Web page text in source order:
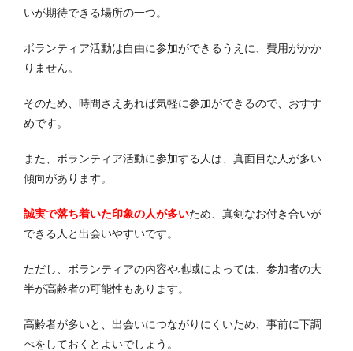
いが期待できる場所の一つ。
ボランティア活動は自由に参加ができるうえに、費用がかか
りません。
そのため、時間さえあれば気軽に参加ができるので、おすす
めです。
また、ボランティア活動に参加する人は、真面目な人が多い
傾向があります。
誠実で落ち着いた印象の人が多いため、真剣なお付き合いが
できる人と出会いやすいです。
ただし、ボランティアの内容や地域によっては、参加者の大
半が高齢者の可能性もあります。
高齢者が多いと、出会いにつながりにくいため、事前に下調
べをしておくとよいでしょう。